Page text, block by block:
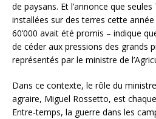
de paysans. Et l’annonce que
installées sur des terres cette
60’000 avait été promis – indique
de céder aux pressions des grands
représentés par le ministre de
Dans ce contexte, le rôle du
agraire, Miguel Rossetto, est
Entre-temps, la guerre dans les